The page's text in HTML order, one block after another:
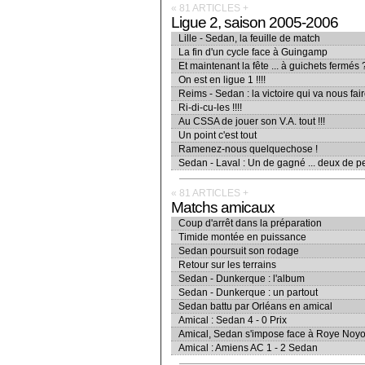
« 81 ARTICLES +
Ligue 2, saison 2005-2006
Lille - Sedan, la feuille de match
La fin d'un cycle face à Guingamp
Et maintenant la fête ... à guichets fermés
On est en ligue 1 !!!!
Reims - Sedan : la victoire qui va nous
Ri-di-cu-les !!!!
Au CSSA de jouer son V.A. tout !!!
Un point c'est tout
Ramenez-nous quelquechose !
Sedan - Laval : Un de gagné ... deux de
« 81 ARTICLES +
Matchs amicaux
Coup d'arrêt dans la préparation
Timide montée en puissance
Sedan poursuit son rodage
Retour sur les terrains
Sedan - Dunkerque : l'album
Sedan - Dunkerque : un partout
Sedan battu par Orléans en amical
Amical : Sedan 4 - 0 Prix
Amical, Sedan s'impose face à Roye
Amical : Amiens AC 1 - 2 Sedan